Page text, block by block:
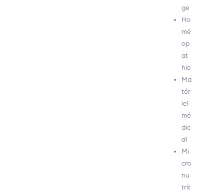
ge
Ho
mé
op
at
hie
Ma
tér
iel
mé
dic
al
Mi
cro
nu
trit